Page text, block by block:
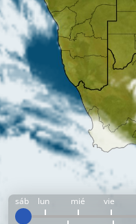
sáb lun mié vie